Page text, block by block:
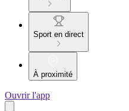
Sport en direct
À proximité
Ouvrir l'app